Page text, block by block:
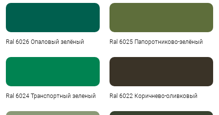
Ral 6026 Опаловый зелёный Ral 6025 Папоротниково-зелёный
Ral 6024 Транспортный зеленый Ral 6022 Коричнево-оливковый